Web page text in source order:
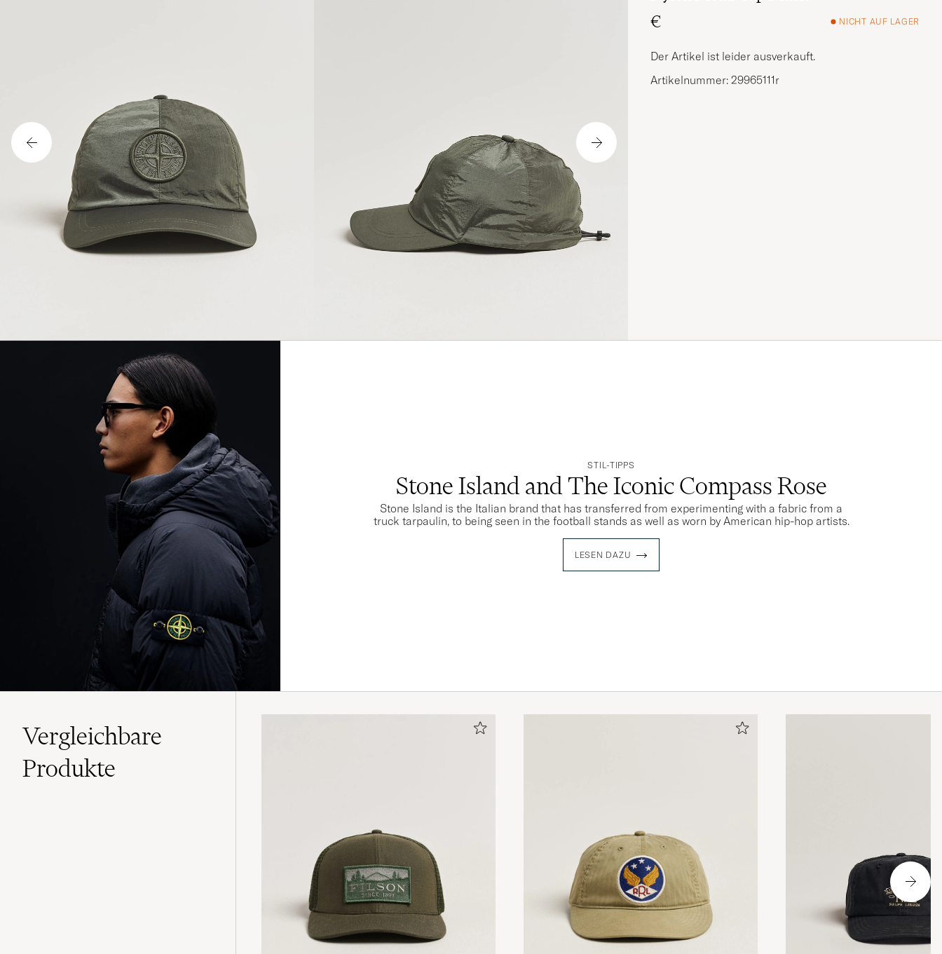
€
NICHT AUF LAGER
Der Artikel ist leider ausverkauft.
Artikelnummer: 29965111r
STIL-TIPPS
Stone Island and The Iconic Compass Rose
Stone Island is the Italian brand that has transferred from experimenting with a fabric from a
truck tarpaulin, to being seen in the football stands as well as worn by American hip-hop artists.
LESEN DAZU
Vergleichbare
Produkte